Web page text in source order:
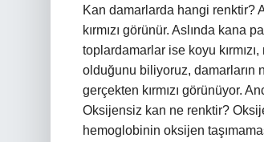
Kan damarlarda hangi renktir?
kırmızı görünür. Aslında kana
toplardamarlar ise koyu
olduğunu biliyoruz, damarların
gerçekten kırmızı görünüyor.
Oksijensiz kan ne renktir?
hemoglobinin oksijen